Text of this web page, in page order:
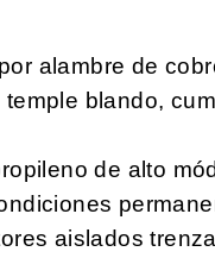
alambre de
blando,
de alto
aislados